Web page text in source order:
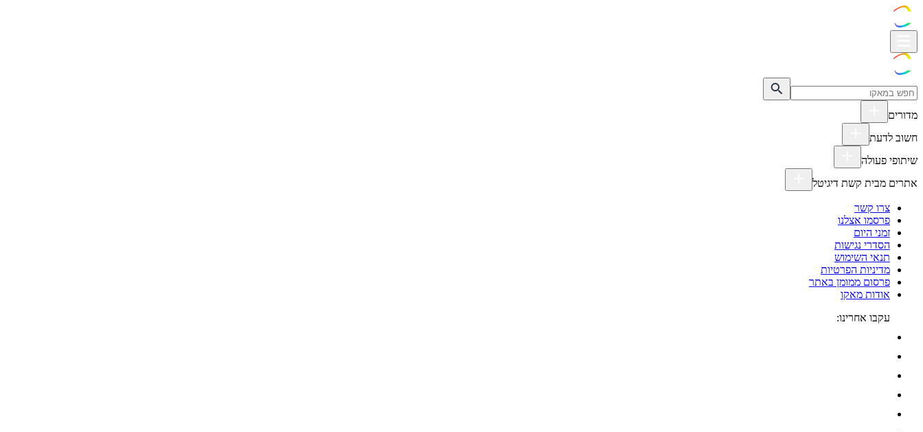
מדורים
חשוב לדעת
שיתופי פעולה
אתרים מבית קשת דיגיטל
צרו קשר
פרסמו אצלנו
זמני היום
הסדרי נגישות
תנאי השימוש
מדיניות הפרטיות
פרסום ממומן באתר
אודות מאקו
עקבו אחרינו: